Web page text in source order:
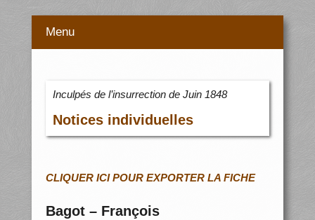
Menu
Inculpés de l’insurrection de Juin 1848
Notices individuelles
CLIQUER ICI POUR EXPORTER LA FICHE
Bagot – François